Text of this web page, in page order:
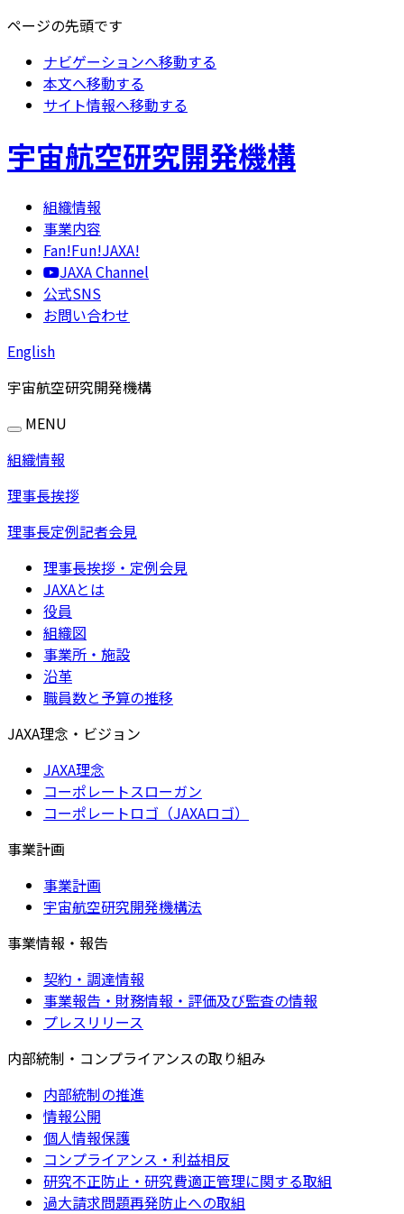
ページの先頭です
ナビゲーションへ移動する
本文へ移動する
サイト情報へ移動する
宇宙航空研究開発機構
組織情報
事業内容
Fan!Fun!JAXA!
JAXA Channel
公式SNS
お問い合わせ
English
宇宙航空研究開発機構
MENU
組織情報
理事長挨拶
理事長定例記者会見
理事長挨拶・定例会見
JAXAとは
役員
組織図
事業所・施設
沿革
職員数と予算の推移
JAXA理念・ビジョン
JAXA理念
コーポレートスローガン
コーポレートロゴ（JAXAロゴ）
事業計画
事業計画
宇宙航空研究開発機構法
事業情報・報告
契約・調達情報
事業報告・財務情報・評価及び監査の情報
プレスリリース
内部統制・コンプライアンスの取り組み
内部統制の推進
情報公開
個人情報保護
コンプライアンス・利益相反
研究不正防止・研究費適正管理に関する取組
過大請求問題再発防止への取組